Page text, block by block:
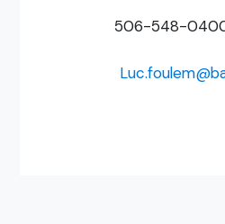
506-548-